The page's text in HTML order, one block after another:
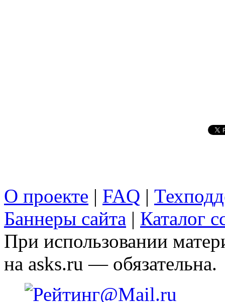
О проекте | FAQ |
Баннеры сайта | Каталог
При использовании
на asks.ru — обязательна.